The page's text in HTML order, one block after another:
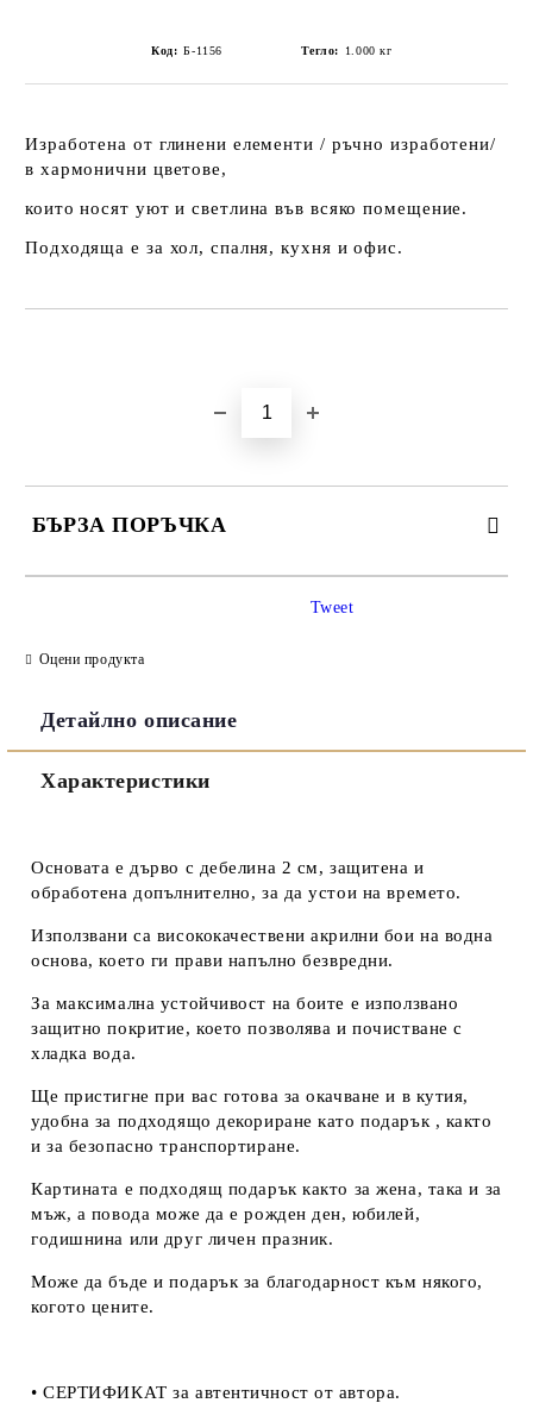
Код: Б-1156 Тегло: 1.000 кг
Изработена от глинени елементи / ръчно изработени/
в хармонични цветове,
които носят уют и светлина във всяко помещение.
Подходяща е за хол, спалня, кухня и офис.
БЪРЗА ПОРЪЧКА
Ние ще се свържем с вас в рамките на работния ден.
Tweet
Оцени продукта
Детайлно описание
Характеристики
Основата е дърво с дебелина 2 см, защитена и
обработена допълнително, за да устои на времето.
Използвани са висококачествени акрилни бои на водна
основа, което ги прави напълно безвредни.
За максимална устойчивост на боите е използвано
защитно покритие, което позволява и почистване с
хладка вода.
Ще пристигне при вас готова за окачване и в кутия,
удобна за подходящо декориране като подарък , както
и за безопасно транспортиране.
Картината е подходящ подарък както за жена, така и за
мъж, а повода може да е рожден ден, юбилей,
годишнина или друг личен празник.
Може да бъде и подарък за благодарност към някого,
когото цените.
• СЕРТИФИКАТ за автентичност от автора.